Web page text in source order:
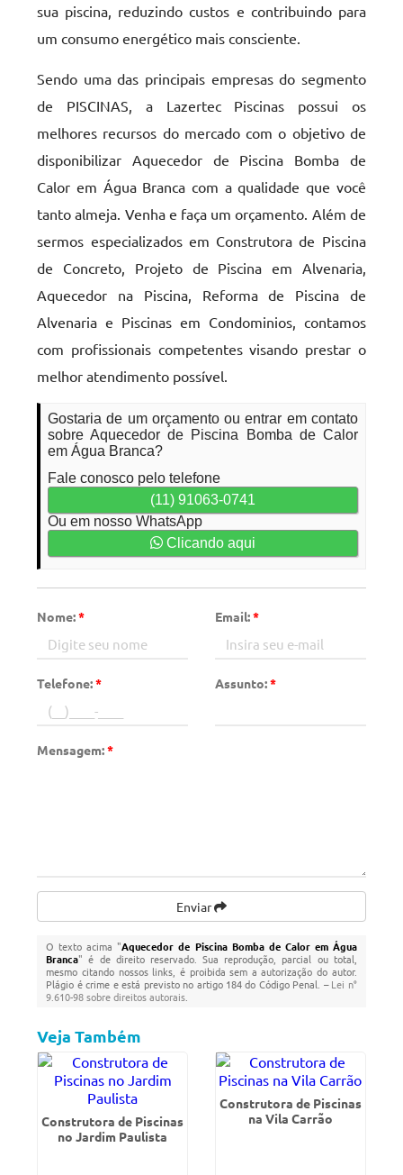
sua piscina, reduzindo custos e contribuindo para
um consumo energético mais consciente.
Sendo uma das principais empresas do segmento
de PISCINAS, a Lazertec Piscinas possui os
melhores recursos do mercado com o objetivo de
disponibilizar Aquecedor de Piscina Bomba de
Calor em Água Branca com a qualidade que você
tanto almeja. Venha e faça um orçamento. Além de
sermos especializados em Construtora de Piscina
de Concreto, Projeto de Piscina em Alvenaria,
Aquecedor na Piscina, Reforma de Piscina de
Alvenaria e Piscinas em Condominios, contamos
com profissionais competentes visando prestar o
melhor atendimento possível.
Gostaria de um orçamento ou entrar em contato
sobre Aquecedor de Piscina Bomba de Calor
em Água Branca?
Fale conosco pelo telefone
(11) 91063-0741
Ou em nosso WhatsApp
Clicando aqui
Nome:* Email:*
Telefone:* Assunto:*
Mensagem:*
Enviar
O texto acima "Aquecedor de Piscina Bomba de Calor em Água
Branca" é de direito reservado. Sua reprodução, parcial ou total,
mesmo citando nossos links, é proibida sem a autorização do autor.
Plágio é crime e está previsto no artigo 184 do Código Penal. –Lei n°
9.610-98 sobre direitos autorais
Veja Também
Construtora de Piscinas
no Jardim Paulista
Construtora de Piscinas
na Vila Carrão